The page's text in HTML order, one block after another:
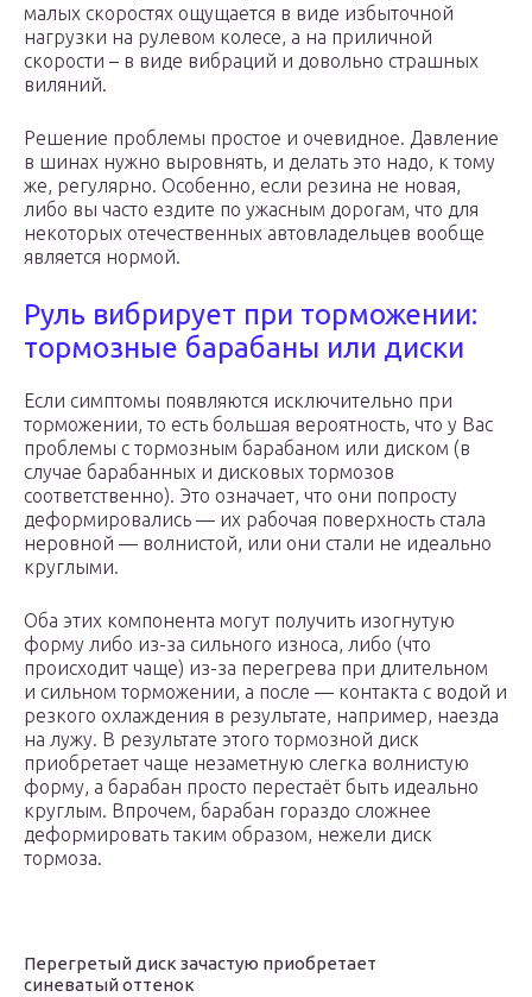
малых скоростях ощущается в виде избыточной
нагрузки на рулевом колесе, а на приличной
скорости – в виде вибраций и довольно страшных
виляний.
Решение проблемы простое и очевидное. Давление
в шинах нужно выровнять, и делать это надо, к тому
же, регулярно. Особенно, если резина не новая,
либо вы часто ездите по ужасным дорогам, что для
некоторых отечественных автовладельцев вообще
является нормой.
Руль вибрирует при торможении:
тормозные барабаны или диски
Если симптомы появляются исключительно при
торможении, то есть большая вероятность, что у Вас
проблемы с тормозным барабаном или диском (в
случае барабанных и дисковых тормозов
соответственно). Это означает, что они попросту
деформировались — их рабочая поверхность стала
неровной — волнистой, или они стали не идеально
круглыми.
Оба этих компонента могут получить изогнутую
форму либо из-за сильного износа, либо (что
происходит чаще) из-за перегрева при длительном
и сильном торможении, а после — контакта с водой и
резкого охлаждения в результате, например, наезда
на лужу. В результате этого тормозной диск
приобретает чаще незаметную слегка волнистую
форму, а барабан просто перестаёт быть идеально
круглым. Впрочем, барабан гораздо сложнее
деформировать таким образом, нежели диск
тормоза.
Перегретый диск зачастую приобретает
синеватый оттенок